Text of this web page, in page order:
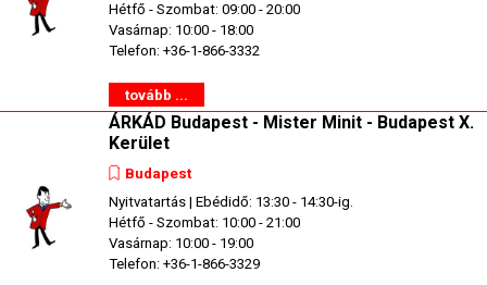
Hétfő - Szombat: 09:00 - 20:00
Vasárnap: 10:00 - 18:00
Telefon: +36-1-866-3332
tovább ...
ÁRKÁD Budapest - Mister Minit - Budapest X.
Kerület
Budapest
Nyitvatartás | Ebédidő: 13:30 - 14:30-ig.
Hétfő - Szombat: 10:00 - 21:00
Vasárnap: 10:00 - 19:00
Telefon: +36-1-866-3329